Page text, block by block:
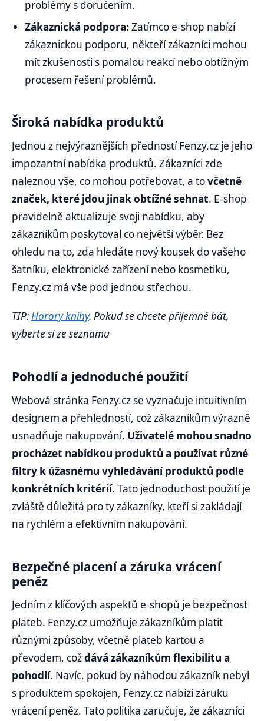
problémy s doručením.
Zákaznická podpora: Zatímco e-shop nabízí
zákaznickou podporu, někteří zákazníci mohou
mít zkušenosti s pomalou reakcí nebo obtížným
procesem řešení problémů.
Široká nabídka produktů
Jednou z nejvýraznějších předností Fenzy.cz je jeho
impozantní nabídka produktů. Zákazníci zde
naleznou vše, co mohou potřebovat, a tovčetně
značek, které jdou jinak obtížné sehnat. E-shop
pravidelně aktualizuje svoji nabídku, aby
zákazníkům poskytoval co největší výběr. Bez
ohledu na to, zda hledáte nový kousek do vašeho
šatníku, elektronické zařízení nebo kosmetiku,
Fenzy.cz má vše pod jednou střechou.
TIP:Horory knihy. Pokud se chcete příjemně bát,
vyberte si ze seznamu
Pohodlí a jednoduché použití
Webová stránka Fenzy.cz se vyznačuje intuitivním
designem a přehledností, což zákazníkům výrazně
usnadňuje nakupování. Uživatelé mohou snadno
procházet nabídkou produktů a používat různé
filtry k úžasnému vyhledávání produktů podle
konkrétních kritérií. Tato jednoduchost použití je
zvláště důležitá pro ty zákazníky, kteří si zakládají
na rychlém a efektivním nakupování.
Bezpečné placení a záruka vrácení
peněz
Jedním z klíčových aspektů e-shopů je bezpečnost
plateb. Fenzy.cz umožňuje zákazníkům platit
různými způsoby, včetně plateb kartou a
převodem, coždává zákazníkům flexibilitu a
pohodlí. Navíc, pokud by náhodou zákazník nebyl
s produktem spokojen, Fenzy.cz nabízí záruku
vrácení peněz. Tato politika zaručuje, že zákazníci